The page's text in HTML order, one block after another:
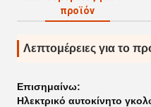
προϊόν
Λεπτομέρειες για το
Επισημαίνω:
Ηλεκτρικό αυτοκίνητο